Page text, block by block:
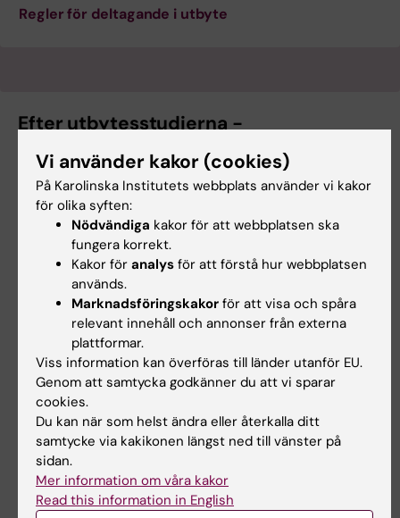
Regler för deltagande i utbyte
Efter utbytesstudierna -
tillgodoräknande
När du kommit tillbaka från utbytet finns det
saker som du måste ordna med, exempelvis
utbytesrapport, enkät om utbytet, och
tillgodoräknande av dina utbytesstudier.
Läs mer påefter utbytesstudierna -
tillgodoräknande.
Vanliga frågor och svar
Hur ser läkarutbildningen ut i andra
länder?
Vi använder kakor (cookies)
På Karolinska Institutets webbplats använder vi kakor
för olika syften:
Nödvändiga kakor för att webbplatsen ska
fungera korrekt.
Kakor för analys för att förstå hur webbplatsen
används.
Marknadsföringskakor för att visa och spåra
relevant innehåll och annonser från externa
plattformar.
Viss information kan överföras till länder utanför EU.
Genom att samtycka godkänner du att vi sparar
cookies.
Du kan när som helst ändra eller återkalla ditt
samtycke via kakikonen längst ned till vänster på
sidan.
Mer information om våra kakor
Read this information in English